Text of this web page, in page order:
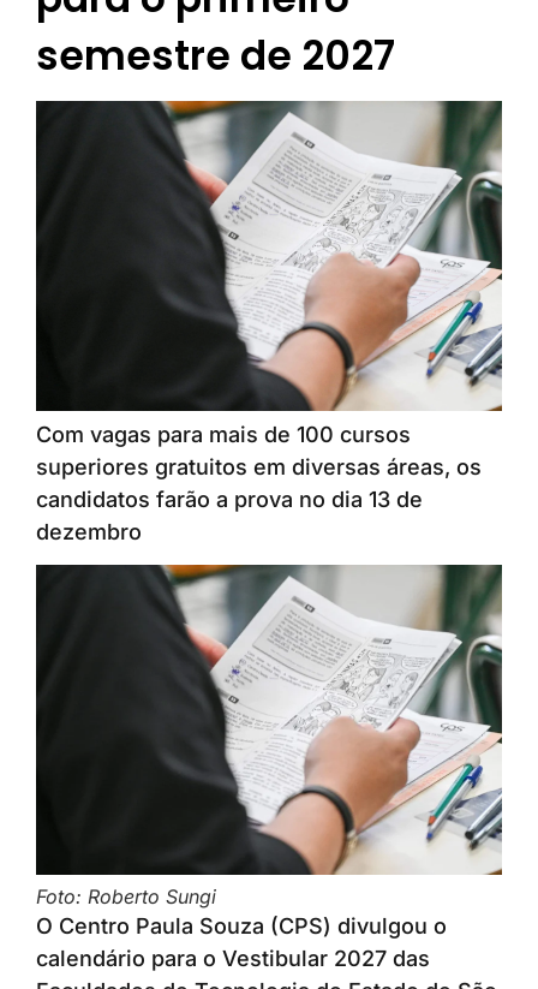
semestre de 2027
Com vagas para mais de 100 cursos
superiores gratuitos em diversas áreas, os
candidatos farão a prova no dia 13 de
dezembro
Foto: Roberto Sungi
O Centro Paula Souza (CPS) divulgou o
calendário para o Vestibular 2027 das